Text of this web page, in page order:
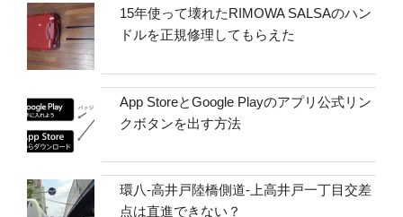
15年使って壊れたRIMOWA SALSAのハン
ドルを正規修理してもらえた
App StoreとGoogle Playのアプリ公式リン
クボタンを出す方法
環八-高井戸陸橋側道-上高井戸一丁目交差
点は直進できない？